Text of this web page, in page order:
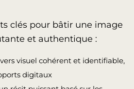
clés pour bâtir une image
et authentique :
visuel cohérent et identifiable,
digitaux